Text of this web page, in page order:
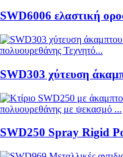
SWD6006 ελαστική
SWD303 χύτευση
SWD250 Spray Rigid